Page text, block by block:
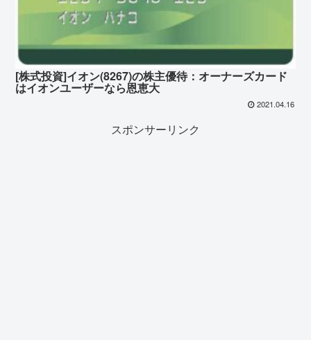
[株式投資]イオン(8267)の株主優待：オーナーズカード
はイオンユーザーなら恩恵大
2021.04.16
スポンサーリンク